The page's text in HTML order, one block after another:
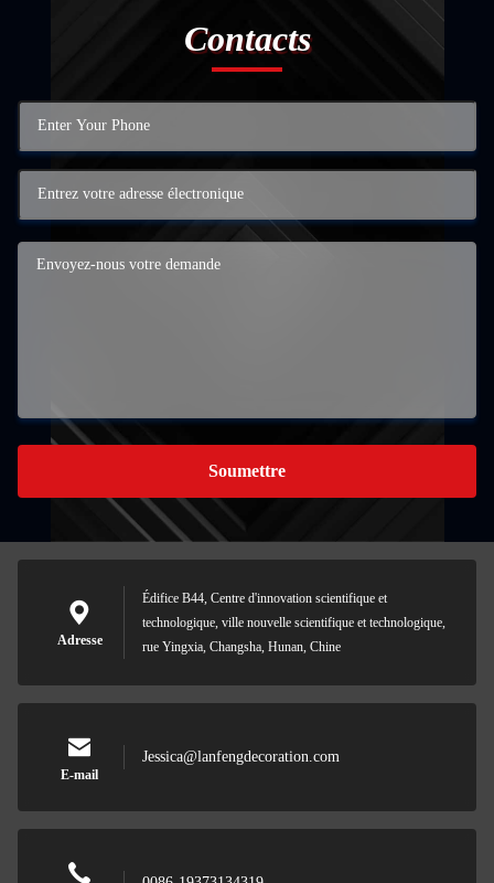
Contacts
Soumettre
Adresse
Édifice B44, Centre d'innovation scientifique et
technologique, ville nouvelle scientifique et technologique,
rue Yingxia, Changsha, Hunan, Chine
E-mail
Jessica@lanfengdecoration.com